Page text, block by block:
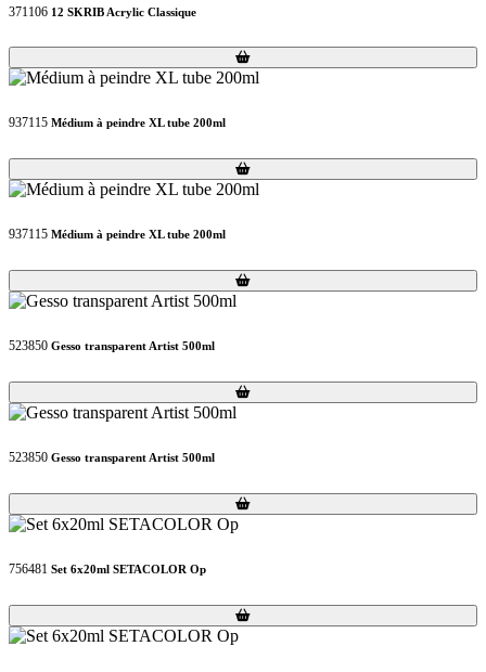
371106 12 SKRIB Acrylic Classique
Loading...
Loading...
937115 Médium à peindre XL tube 200ml
Loading...
Loading...
937115 Médium à peindre XL tube 200ml
Loading...
Loading...
523850 Gesso transparent Artist 500ml
Loading...
Loading...
523850 Gesso transparent Artist 500ml
Loading...
Loading...
756481 Set 6x20ml SETACOLOR Op
Loading...
Loading...